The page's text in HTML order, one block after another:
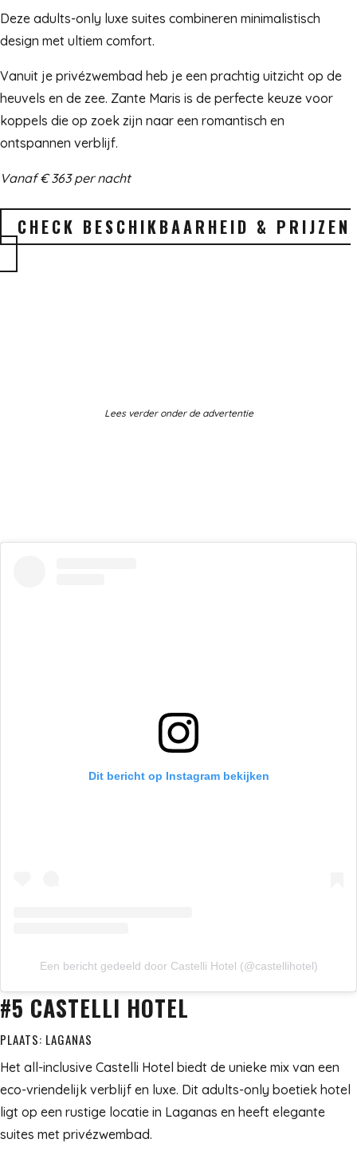
Deze adults-only luxe suites combineren minimalistisch
design met ultiem comfort.
Vanuit je privézwembad heb je een prachtig uitzicht op de
heuvels en de zee. Zante Maris is de perfecte keuze voor
koppels die op zoek zijn naar een romantisch en
ontspannen verblijf.
Vanaf € 363 per nacht
CHECK BESCHIKBAARHEID & PRIJZEN
Lees verder onder de advertentie
Dit bericht op Instagram bekijken
Een bericht gedeeld door Castelli Hotel (@castellihotel)
#5 CASTELLI HOTEL
PLAATS: LAGANAS
Het all-inclusive Castelli Hotel biedt de unieke mix van een
eco-vriendelijk verblijf en luxe. Dit adults-only boetiek hotel
ligt op een rustige locatie in Laganas en heeft elegante
suites met privézwembad.